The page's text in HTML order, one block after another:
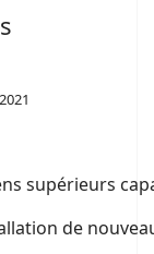
supérieurs
de